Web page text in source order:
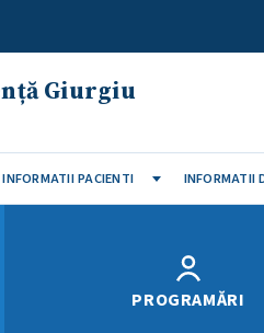
Giurgiu
INFORMATII PACIENTI INFORMATII
PROGRAMĂRI